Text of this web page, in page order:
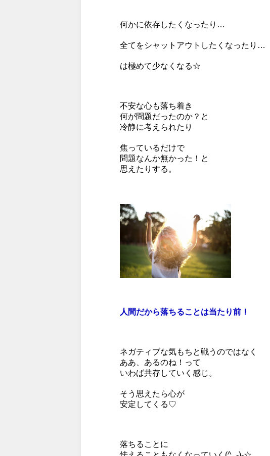
何かに依存したくなったり…
全てをシャットアウトしたくなったり…
は極めて少なくなる☆
不安な心も落ち着き
何が問題だったのか？と
冷静に考えられたり
焦っているだけで
問題なんか無かった！と
思えたりする。
人間だから落ちることは当たり前！
ネガティブな気もちと戦うのではなく
ああ、あるのね！って
いわば共存していく感じ。
そう思えたら心が
安定してくる♡
落ちることに